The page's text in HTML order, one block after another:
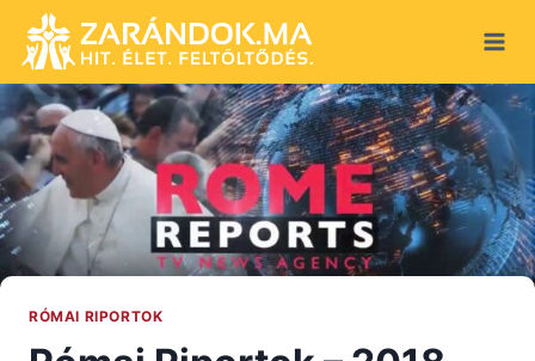
content
RÓMAI RIPORTOK